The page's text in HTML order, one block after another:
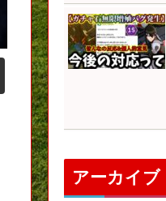
アーカイブ